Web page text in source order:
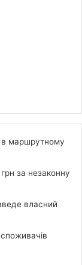
в маршрутному
за незаконну
власний